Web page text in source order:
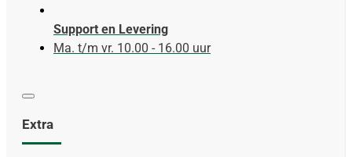
Support en Levering
Ma. t/m vr. 10.00 - 16.00 uur
Extra